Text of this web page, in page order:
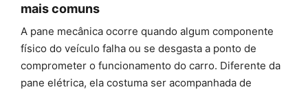
mais comuns
A pane mecânica ocorre quando algum componente
físico do veículo falha ou se desgasta a ponto de
comprometer o funcionamento do carro. Diferente da
pane elétrica, ela costuma ser acompanhada de